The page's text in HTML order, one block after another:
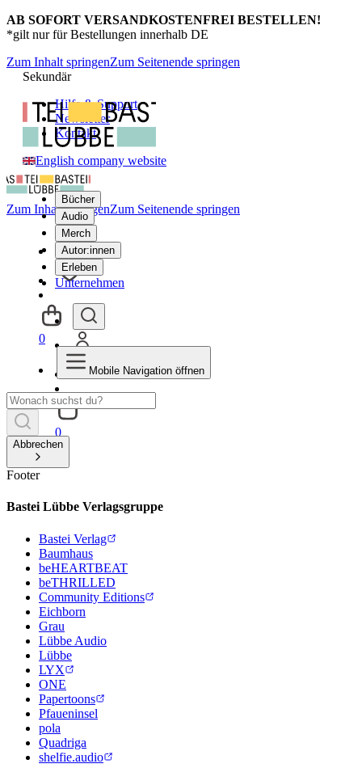
AB SOFORT VERSANDKOSTENFREI BESTELLEN!
*gilt nur für Bestellungen innerhalb DE
Zum Inhalt springenZum Seitenende springen
Sekundär
Hilfe & Support
Newsletter
Kontakt
English company website
Bücher
Audio
Merch
Autor:innen
Erleben
Unternehmen
0
Zum Inhalt springenZum Seitenende springen
0
Mobile Navigation öffnen
Abbrechen
Footer
Bastei Lübbe Verlagsgruppe
Bastei Verlag
Baumhaus
beHEARTBEAT
beTHRILLED
Community Editions
Eichborn
Grau
Lübbe Audio
Lübbe
LYX
ONE
Papertoons
Pfaueninsel
pola
Quadriga
shelfie.audio